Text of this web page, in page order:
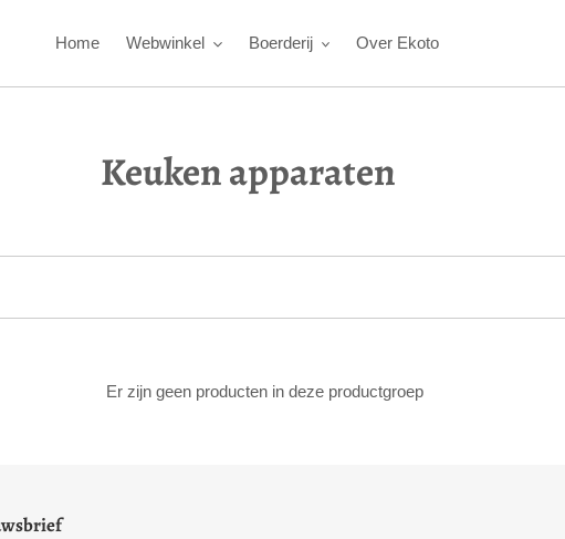
Home Webwinkel Boerderij Over Ekoto
p
o
d
c
Keuken apparaten
Er zijn geen producten in deze productgroep